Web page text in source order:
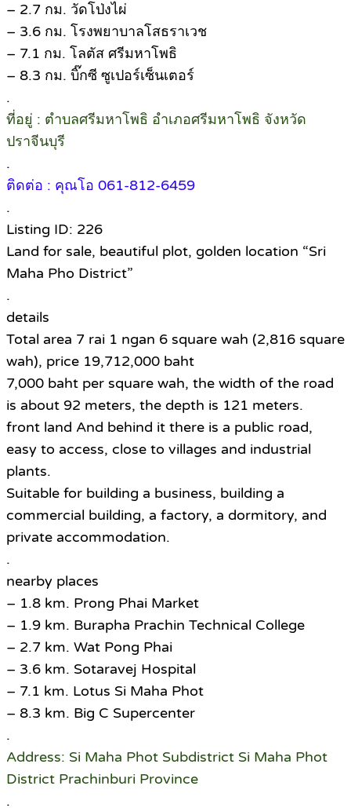
– 2.7 กม. วัดโป่งไผ่
– 3.6 กม. โรงพยาบาลโสธราเวช
– 7.1 กม. โลตัส ศรีมหาโพธิ
– 8.3 กม. บิ๊กซี ซูเปอร์เซ็นเตอร์
.
ที่อยู่ : ตำบลศรีมหาโพธิ อำเภอศรีมหาโพธิ จังหวัด
ปราจีนบุรี
.
ติดต่อ : คุณโอ 061-812-6459​
.
Listing ID: 226
Land for sale, beautiful plot, golden location “Sri
Maha Pho District”
.
details
Total area 7 rai 1 ngan 6 square wah (2,816 square
wah), price 19,712,000 baht
7,000 baht per square wah, the width of the road
is about 92 meters, the depth is 121 meters.
front land And behind it there is a public road,
easy to access, close to villages and industrial
plants.
Suitable for building a business, building a
commercial building, a factory, a dormitory, and
private accommodation.
.
nearby places
– 1.8 km. Prong Phai Market
– 1.9 km. Burapha Prachin Technical College
– 2.7 km. Wat Pong Phai
– 3.6 km. Sotaravej Hospital
– 7.1 km. Lotus Si Maha Phot
– 8.3 km. Big C Supercenter
.
Address: Si Maha Phot Subdistrict Si Maha Phot
District Prachinburi Province
.